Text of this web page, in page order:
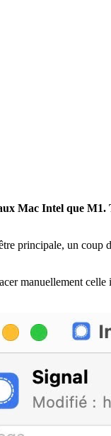
Mac Intel que
principale, un
manuellement